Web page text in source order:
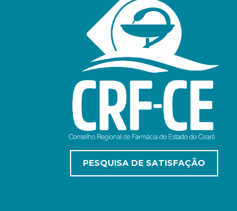
PESQUISA DE SATISFAÇÃO